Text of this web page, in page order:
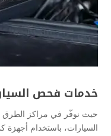
خدمات فحص
حيث نوفّر في مراكز الطرق
السيارات، باستخدام